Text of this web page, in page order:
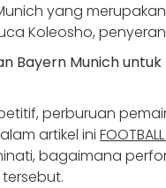
yang
Koleosho,
perburuan
artikel ini
bagaimana